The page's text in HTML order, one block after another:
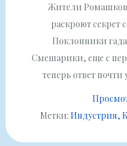
Жители
раскроют секрет
Поклонники
Смешарики, еще с
теперь ответ
Метки:Индустрия